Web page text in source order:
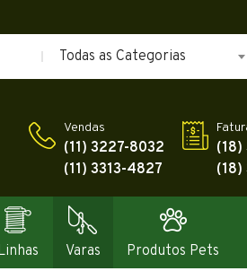
Todas as Categorias
Vendas
(11) 3227-8032
(11) 3313-4827
(18)
Varas Produtos Pets